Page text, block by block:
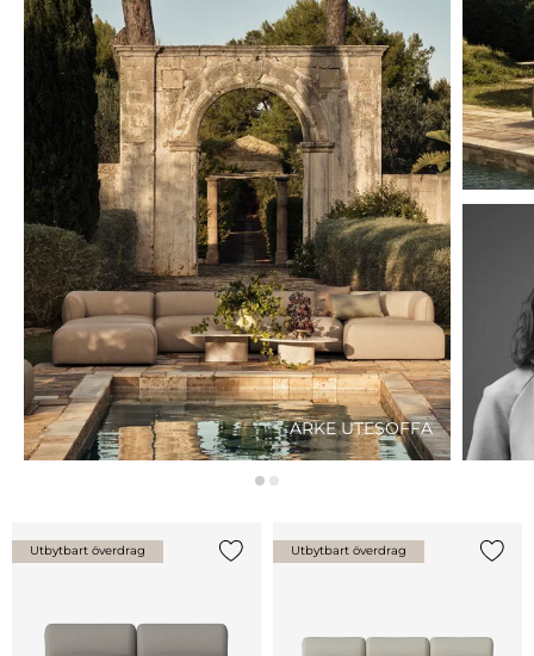
ARKE UTESOFFA
Utbytbart överdrag Utbytbart överdrag